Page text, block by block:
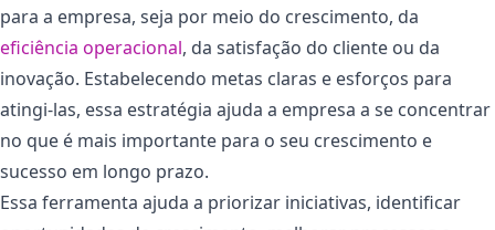
para a empresa, seja por meio do crescimento, da
eficiência operacional, da satisfação do cliente ou da
inovação. Estabelecendo metas claras e esforços para
atingi-las, essa estratégia ajuda a empresa a se concentrar
no que é mais importante para o seu crescimento e
sucesso em longo prazo.
Essa ferramenta ajuda a priorizar iniciativas, identificar